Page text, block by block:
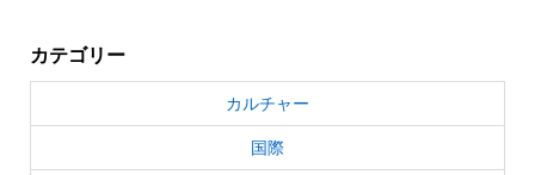
カテゴリー
カルチャー
国際